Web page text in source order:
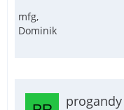
mfg,
Dominik
progandy